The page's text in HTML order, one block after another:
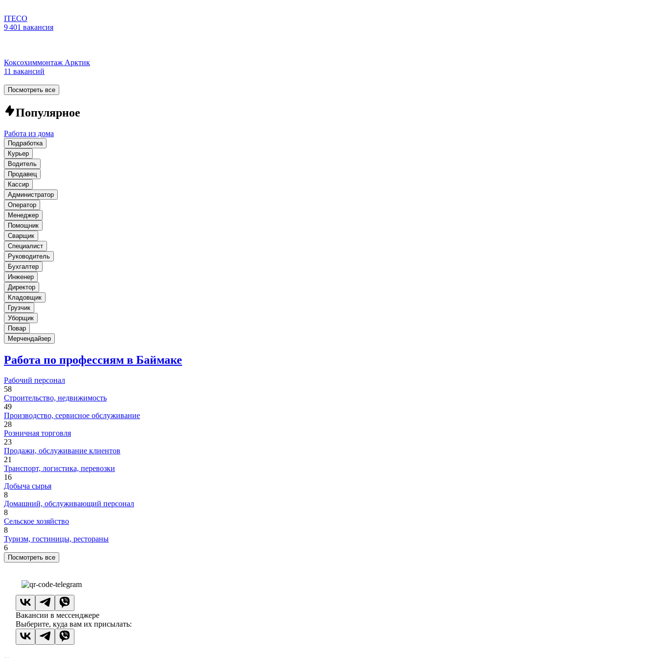
ITECO
9 401 вакансия
Коксохиммонтаж Арктик
11 вакансий
Посмотреть все
Популярное
Работа из дома
Подработка
Курьер
Водитель
Продавец
Кассир
Администратор
Оператор
Менеджер
Помощник
Сварщик
Специалист
Руководитель
Бухгалтер
Инженер
Директор
Кладовщик
Грузчик
Уборщик
Повар
Мерчендайзер
Работа по профессиям в Баймаке
Рабочий персонал
58
Строительство, недвижимость
49
Производство, сервисное обслуживание
28
Розничная торговля
23
Продажи, обслуживание клиентов
21
Транспорт, логистика, перевозки
16
Добыча сырья
8
Домашний, обслуживающий персонал
8
Сельское хозяйство
8
Туризм, гостиницы, рестораны
6
Посмотреть все
Вакансии в мессенджере
Выберите, куда вам их присылать: